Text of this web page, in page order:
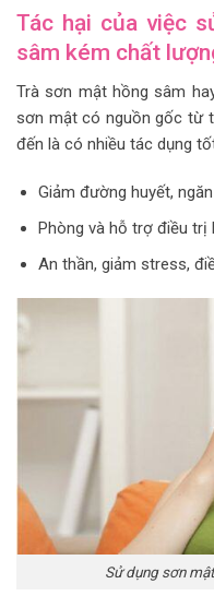
Tác hại của việc
sâm kém chất
Trà sơn mật hồng sâm
sơn mật có nguồn gốc từ
đến là có nhiều tác dụng
Giảm đường huyết,
Phòng và hỗ trợ điều trị
An thần, giảm stress,
Sử dụng sơn